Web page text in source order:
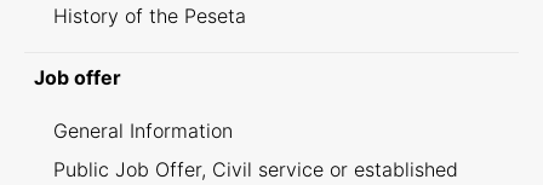
History of the Peseta
Job offer
General Information
Public Job Offer, Civil service or established